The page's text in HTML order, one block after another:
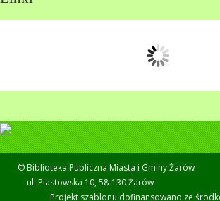
© Biblioteka Publiczna Miasta i Gminy Żarów
ul. Piastowska 10, 58-130 Żarów
Projekt szablonu dofinansowano ze